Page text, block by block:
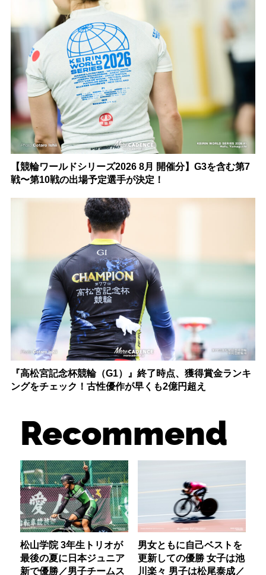
【競輪ワールドシリーズ2026 8月 開催分】G3を含む第7
戦〜第10戦の出場予定選手が決定！
『高松宮記念杯競輪（G1）』終了時点、獲得賞金ランキ
ングをチェック！古性優作が早くも2億円超え
Recommend
松山学院 3年生トリオが
最後の夏に日本ジュニア
新で優勝／男子チームス
男女ともに自己ベストを
更新しての優勝 女子は池
川楽々 男子は松尾泰成／